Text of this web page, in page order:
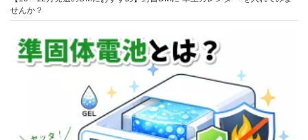
せんか？